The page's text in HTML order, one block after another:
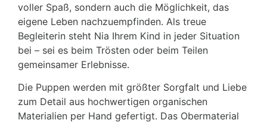
voller Spaß, sondern auch die Möglichkeit, das
eigene Leben nachzuempfinden. Als treue
Begleiterin steht Nia Ihrem Kind in jeder Situation
bei – sei es beim Trösten oder beim Teilen
gemeinsamer Erlebnisse.
Die Puppen werden mit größter Sorgfalt und Liebe
zum Detail aus hochwertigen organischen
Materialien per Hand gefertigt. Das Obermaterial